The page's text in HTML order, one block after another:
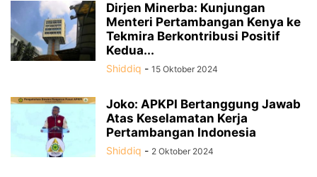
Dirjen Minerba: Kunjungan
Menteri Pertambangan Kenya ke
Tekmira Berkontribusi Positif
Kedua...
Shiddiq - 15 Oktober 2024
Joko: APKPI Bertanggung Jawab
Atas Keselamatan Kerja
Pertambangan Indonesia
Shiddiq - 2 Oktober 2024